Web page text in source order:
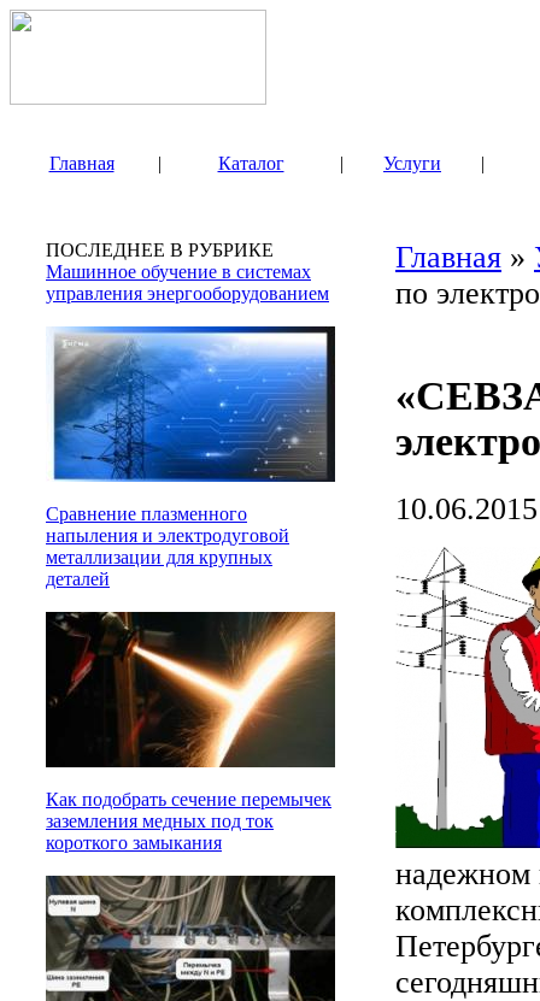
Главная | Каталог | Услуги |
ПОСЛЕДНЕЕ В РУБРИКЕ
Машинное обучение в системах
управления энергооборудованием
Сравнение плазменного
напыления и электродуговой
металлизации для крупных
деталей
Как подобрать сечение перемычек
заземления медных под ток
короткого замыкания
Главная »
по
10.06.2015
надежном